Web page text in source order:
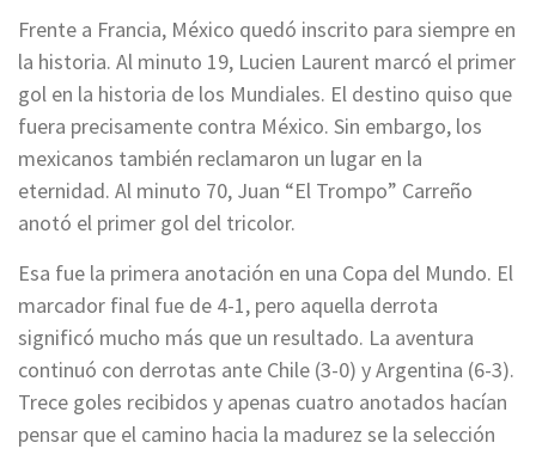
Frente a Francia, México quedó inscrito para siempre en
la historia. Al minuto 19, Lucien Laurent marcó el primer
gol en la historia de los Mundiales. El destino quiso que
fuera precisamente contra México. Sin embargo, los
mexicanos también reclamaron un lugar en la
eternidad. Al minuto 70, Juan “El Trompo” Carreño
anotó el primer gol del tricolor.
Esa fue la primera anotación en una Copa del Mundo. El
marcador final fue de 4-1, pero aquella derrota
significó mucho más que un resultado. La aventura
continuó con derrotas ante Chile (3-0) y Argentina (6-3).
Trece goles recibidos y apenas cuatro anotados hacían
pensar que el camino hacia la madurez se la selección